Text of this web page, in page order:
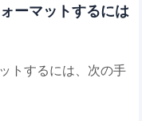
ーマットするには
トするには、次の手